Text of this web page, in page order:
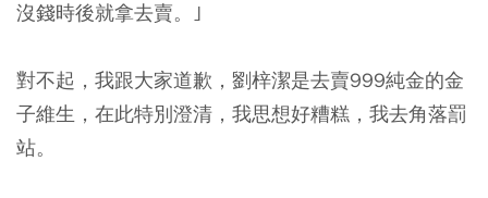
沒錢時後就拿去賣。｣
對不起，我跟大家道歉，劉梓潔是去賣999純金的金
子維生，在此特別澄清，我思想好糟糕，我去角落罰
站。